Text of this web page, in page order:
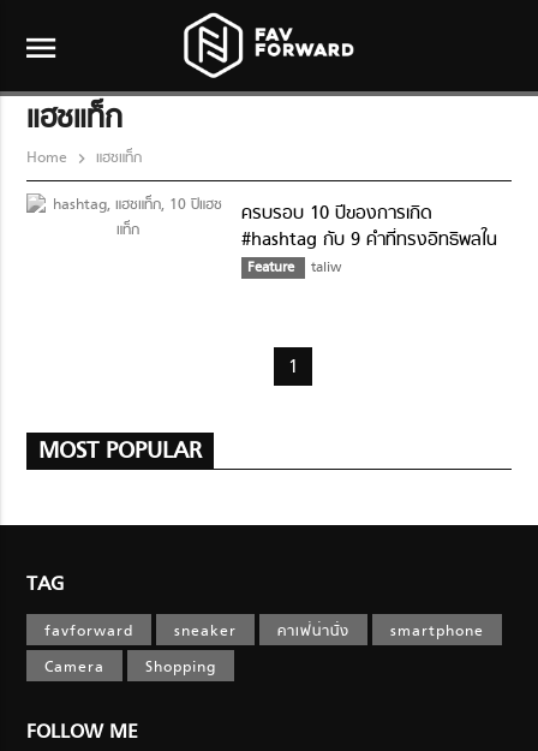
menu
แฮชแท็ก
Home แฮชแท็ก
ครบรอบ 10 ปีของการเกิด
#hashtag กับ 9 คำที่ทรงอิทธิพลใน
การเปลี่ยนโลกทวิตเตอร์
Feature taliw
1
MOST POPULAR
TAG
favforward sneaker คาเฟ่น่านั่ง
smartphone
Camera
Shopping
FOLLOW ME